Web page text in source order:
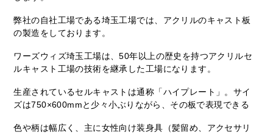
弊社の自社工場である埼玉工場では、アクリルのキャスト板
の製造をしております。
ワーズウィズ埼玉工場は、50年以上の歴史を持つアクリルセ
ルキャスト工場の技術を継承した工場になります。
生産されているセルキャストは通称「ハイプレート」。サイ
ズは750×600mmと少々小ぶりながら、その板で表現できる
色や柄は幅広く、主に女性向け装身具（髪留め、アクセサリ